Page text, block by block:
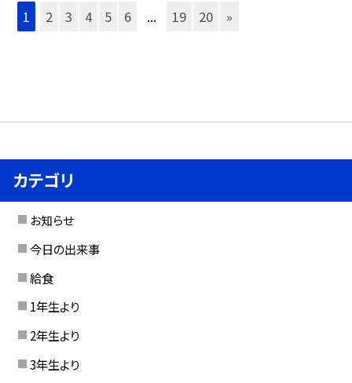
1 2 3 4 5 6 ... 19 20 »
カテゴリ
お知らせ
今日の出来事
給食
1年生より
2年生より
3年生より